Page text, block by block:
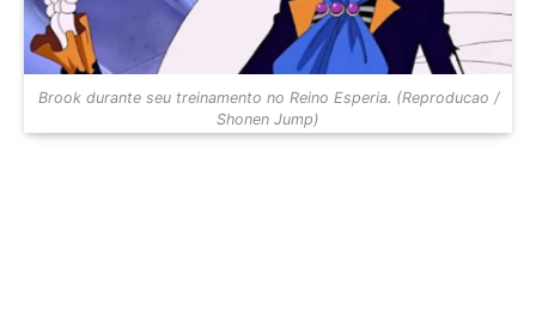
Brook durante seu treinamento no Reino Esperia. (Reproducao /
Shonen Jump)